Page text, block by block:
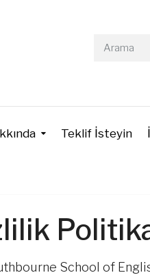
Teklif İsteyin
School of